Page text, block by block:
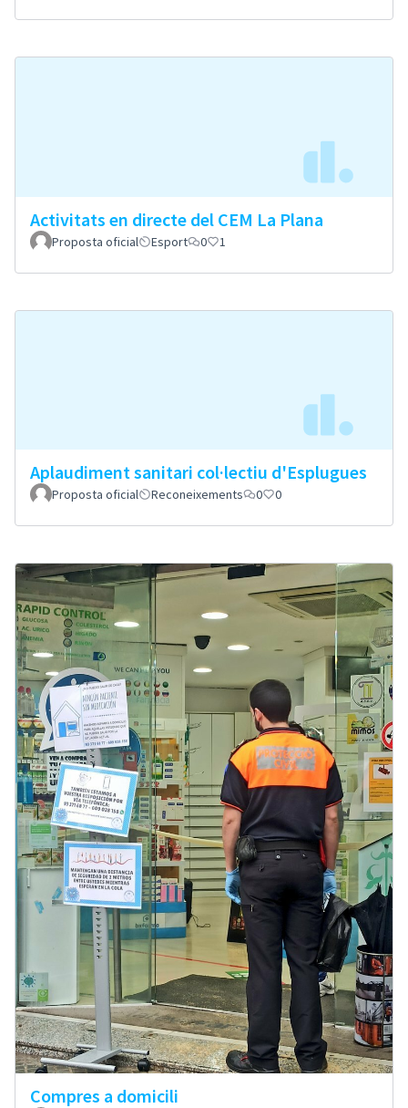
Activitats en directe del CEM La Plana
Proposta oficial Esport 0 1
Aplaudiment sanitari col·lectiu d'Esplugues
Proposta oficial Reconeixements 0 0
Compres a domicili